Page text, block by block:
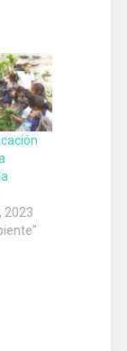
2023